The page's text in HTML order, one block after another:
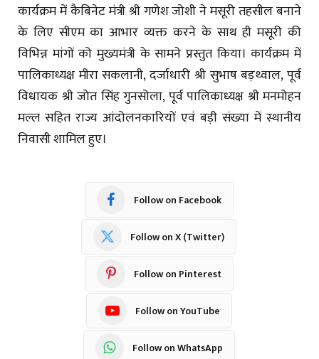
कार्यक्रम में कैबिनेट मंत्री श्री गणेश जोशी ने मसूरी तहसील बनाने
के लिए सीएम का आभार व्यक्त करने के साथ ही मसूरी की
विभिन्न मांगों को मुख्यमंत्री के सामने प्रस्तुत किया। कार्यक्रम में
पालिकाध्यक्ष मीरा सकलानी, दर्जाधारी श्री सुभाष बड़थ्वाल, पूर्व
विधायक श्री जोत सिंह गुनसोला, पूर्व पालिकाध्यक्ष श्री मनमोहन
मल्ल सहित राज्य आंदोलनकारियों एवं बड़ी संख्या में स्थानीय
निवासी शामिल हुए।
Follow on Facebook
Follow on X (Twitter)
Follow on Pinterest
Follow on YouTube
Follow on WhatsApp